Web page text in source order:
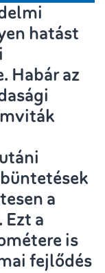
hatást
Habár az
a
a
is
fejlődés